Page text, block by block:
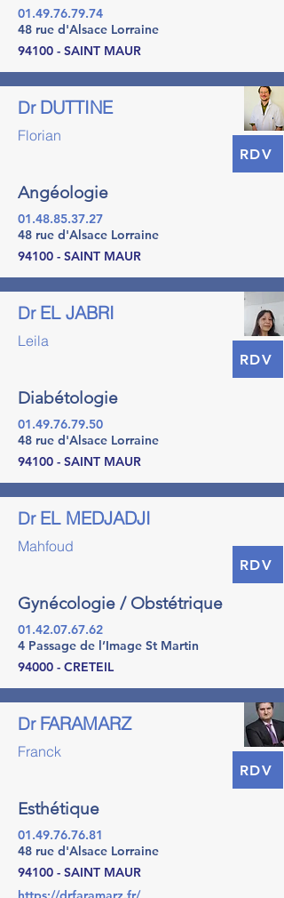
01.49.76.79.74
48 rue d'Alsace Lorraine
94100 - SAINT MAUR
DUTTINE
Dr
Florian
RDV
Angéologie
01.48.85.37.27
48 rue d'Alsace Lorraine
94100 - SAINT MAUR
EL JABRI
Dr
Leila
RDV
Diabétologie
01.49.76.79.50
48 rue d'Alsace Lorraine
94100 - SAINT MAUR
EL MEDJADJI
Dr
Mahfoud
RDV
Gynécologie / Obstétrique
01.42.07.67.62
4 Passage de l’Image St Martin
94000 - CRETEIL
FARAMARZ
Dr
Franck
RDV
Esthétique
01.49.76.76.81
48 rue d'Alsace Lorraine
94100 - SAINT MAUR